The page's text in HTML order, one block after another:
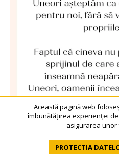
Această pagină web
îmbunătățirea experienței
asigurarea
PROTECTIA